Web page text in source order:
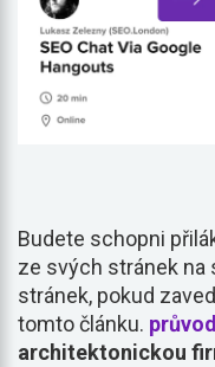
Budete schopni
ze svých stránek
stránek, pokud
tomto článku.
architektonickou